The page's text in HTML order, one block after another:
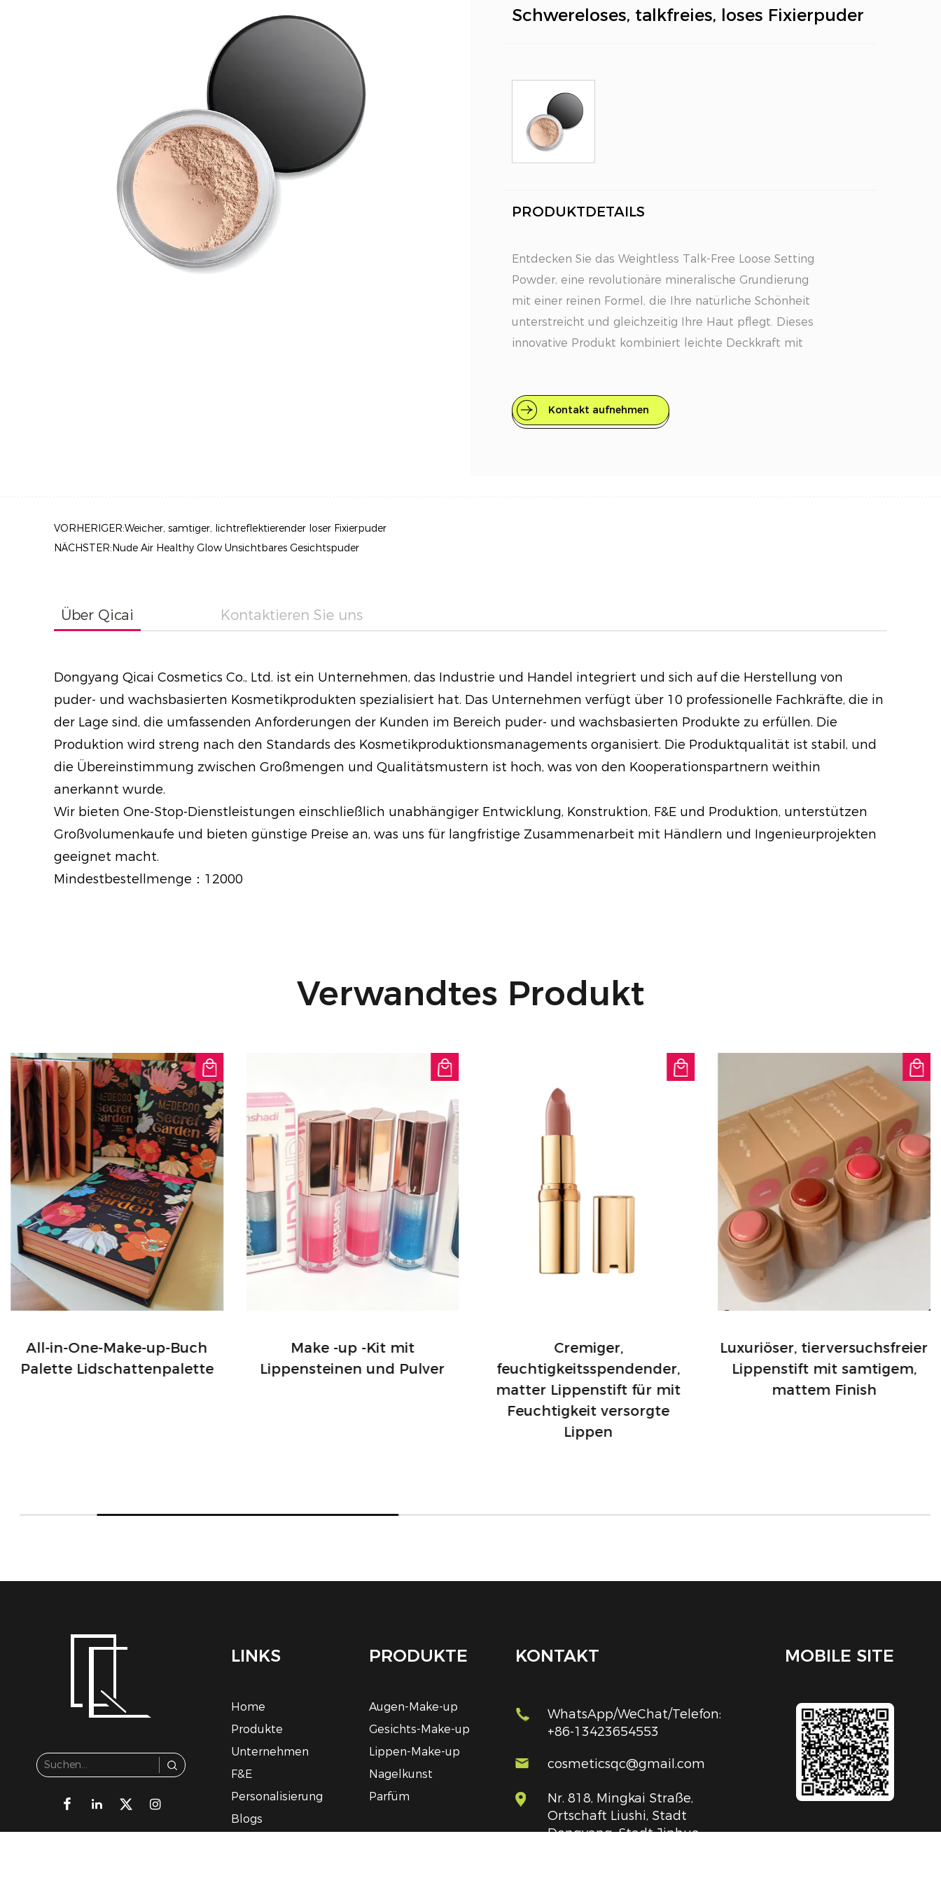
Schwereloses, talkfreies, loses Fixierpuder
PRODUKTDETAILS
Entdecken Sie das Weightless Talk-Free Loose Setting
Powder, eine revolutionäre mineralische Grundierung
mit einer reinen Formel, die Ihre natürliche Schönheit
unterstreicht und gleichzeitig Ihre Haut pflegt. Dieses
innovative Produkt kombiniert leichte Deckkraft mit
Hauptmerkmale
strahlenden Teint, denn dieses Puder sorgt für ein
ganztägig leuchtendes Finish und trägt dazu bei, den
Glanz Ihrer Haut zu verstärken, ohne übermäßig
glänzend oder glanzlos zu wirken.
Hautfreundliche Formel: Dieses vom Dermatologen
komedogen, was bedeutet, dass es die Poren nicht
verstopft und nicht zu Ausbrüchen beiträgt. Es wurde
Langanhaltender Halt: Dieses Puder wurde für den
feinen Linien, sodass Ihr Make-up von morgens bis
abends frisch aussieht.
Ethisch hergestellt: Dieses Produkt legt Wert auf
tierversuchsfreie Praktiken, wird nicht an Tieren
getestet und ist frei von Parabenen, Formaldehyd,
Gluten, synthetischen Duftstoffen und PEGs, was
einem sauberen Schönheitsethos entspricht.
Warum Sie es lieben werden
Das Weightless Talc-Free Loose Setting Powder ist
nicht nur ein Make-up-Produkt; Es ist eine durchdachte
Mischung aus Leistung und Hautpflegevorteilen.
Sie gleichzeitig Ihre Haut. Damit ist es die perfekte
Wahl für alle, die bei ihren Kosmetikprodukten sowohl
Schönheit als auch Gesundheit suchen.
Kontakt aufnehmen
VORHERIGER:Weicher, samtiger, lichtreflektierender loser Fixierpuder
NÄCHSTER:Nude Air Healthy Glow Unsichtbares Gesichtspuder
Über Qicai Kontaktieren Sie uns
Dongyang Qicai Cosmetics Co., Ltd. ist ein Unternehmen, das Industrie und Handel integriert und sich auf die Herstellung von
puder- und wachsbasierten Kosmetikprodukten spezialisiert hat. Das Unternehmen verfügt über 10 professionelle Fachkräfte, die in
der Lage sind, die umfassenden Anforderungen der Kunden im Bereich puder- und wachsbasierten Produkte zu erfüllen. Die
Produktion wird streng nach den Standards des Kosmetikproduktionsmanagements organisiert. Die Produktqualität ist stabil, und
die Übereinstimmung zwischen Großmengen und Qualitätsmustern ist hoch, was von den Kooperationspartnern weithin
anerkannt wurde.
Wir bieten One-Stop-Dienstleistungen einschließlich unabhängiger Entwicklung, Konstruktion, F&E und Produktion, unterstützen
Großvolumenkaufe und bieten günstige Preise an, was uns für langfristige Zusammenarbeit mit Händlern und Ingenieurprojekten
geeignet macht.
Mindestbestellmenge：12000
Verwandtes Produkt
All-in-One-Make-up-Buch
Palette Lidschattenpalette
Make -up -Kit mit
Lippensteinen und Pulver
Cremiger,
feuchtigkeitsspendender,
matter Lippenstift für mit
Feuchtigkeit versorgte
Lippen
Luxuriöser, tierversuchsfreier
Lippenstift mit samtigem,
mattem Finish
LINKS
Home
Produkte
Unternehmen
F&E
Personalisierung
Blogs
PRODUKTE
Augen-Make-up
Gesichts-Make-up
Lippen-Make-up
Nagelkunst
Parfüm
KONTAKT
WhatsApp/WeChat/Telefon:
+86-13423654553
cosmeticsqc@gmail.com
Nr. 818, Mingkai Straße,
Ortschaft Liushi, Stadt
Dongyang, Stadt Jinhua,
MOBILE SITE